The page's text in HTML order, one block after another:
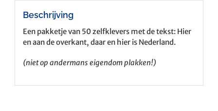
Beschrijving
Een pakketje van 50 zelfklevers met de tekst: Hier
en aan de overkant, daar en hier is Nederland.
(niet op andermans eigendom plakken!)